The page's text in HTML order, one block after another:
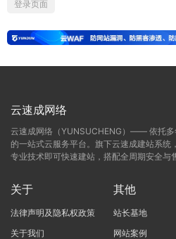
登录页面
云速成网络
云速成网络（YUNSUCHENG）—— 依托多
的一站式云服务平台。旗下云速成建站系统
专业技术即可快速建站，搭配全周期安全与
关于
法律声明及隐私权政策
关于我们
其他
站长基地
网站案例